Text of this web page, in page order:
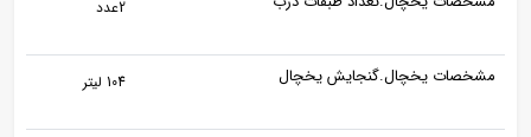
2عدد
مشخصات یخچال.گنجایش یخچال 104 لیتر